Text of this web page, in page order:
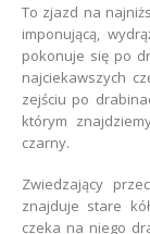
To zjazd na
imponującą,
pokonuje się po
najciekawszych
zejściu po
którym
czarny.
Zwiedzający
znajduje stare
czeka na niego